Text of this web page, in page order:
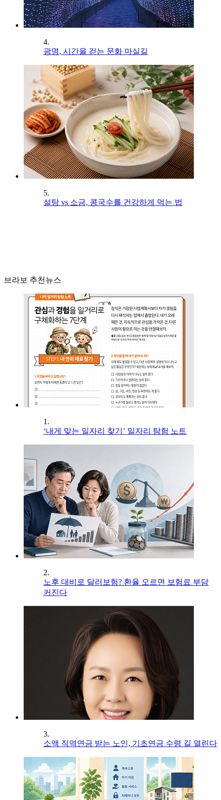
4.
광명, 시간을 걷는 문화 마실길
5.
설탕 vs 소금, 콩국수를 건강하게 먹는 법
브라보 추천뉴스
1.
‘내게 맞는 일자리 찾기’ 일자리 탐험 노트
2.
노후 대비로 달러보험? 환율 오르면 보험료 부담
커진다
3.
소액 직역연금 받는 노인, 기초연금 수령 길 열린다